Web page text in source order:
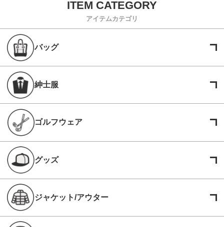
アイテムカテゴリ
バッグ
紳士服
ゴルフウェア
グッズ
ジャケット/アウター